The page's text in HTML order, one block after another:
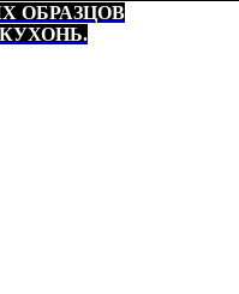
ОБРАЗЦОВ